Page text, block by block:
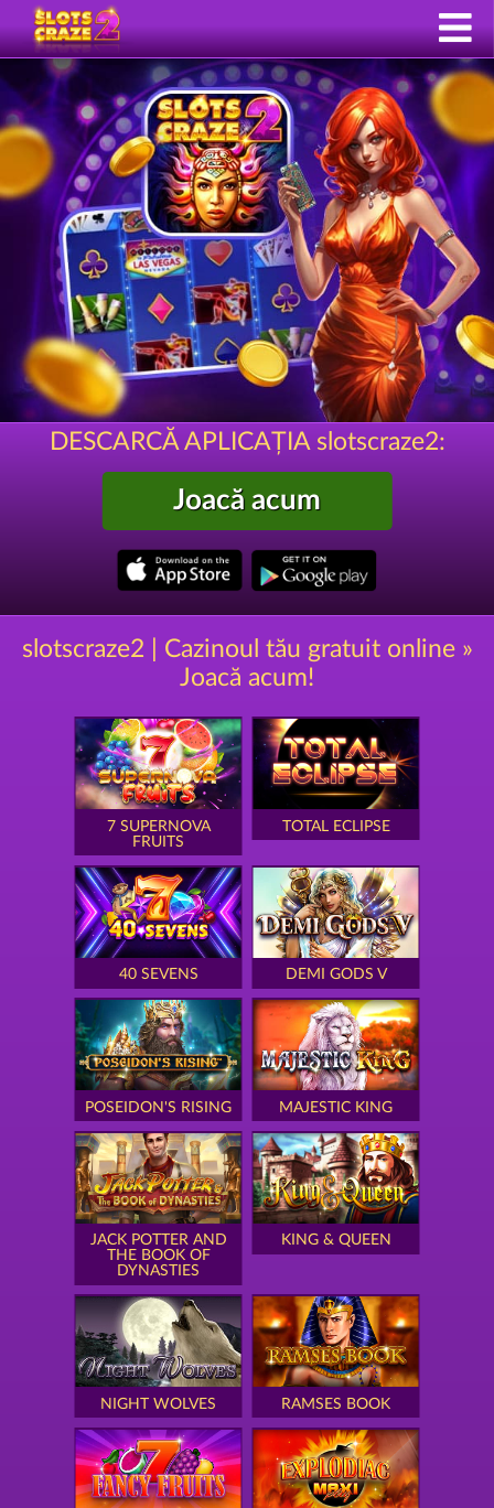
DESCARCĂ APLICAȚIA slotscraze2:
Joacă acum
slotscraze2 | Cazinoul tău gratuit online »
Joacă acum!
7 SUPERNOVA
FRUITS
TOTAL ECLIPSE
40 SEVENS DEMI GODS V
POSEIDON'S RISING MAJESTIC KING
JACK POTTER AND
THE BOOK OF
DYNASTIES
KING & QUEEN
NIGHT WOLVES RAMSES BOOK